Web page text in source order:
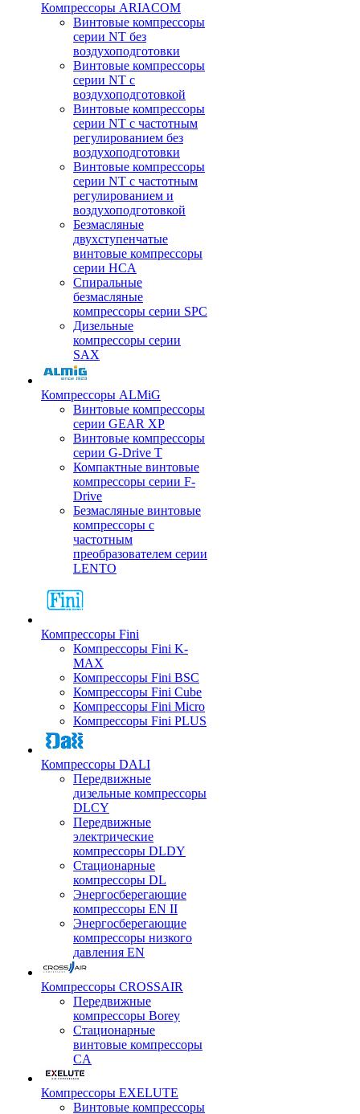
Компрессоры ARIACOM
Винтовые компрессоры
серии NT без
воздухоподготовки
Винтовые компрессоры
серии NT c
воздухоподготовкой
Винтовые компрессоры
серии NT с частотным
регулированием без
воздухоподготовки
Винтовые компрессоры
серии NT с частотным
регулированием и
воздухоподготовкой
Безмасляные
двухступенчатые
винтовые компрессоры
серии HCA
Спиральные
безмасляные
компрессоры серии SPC
Дизельные
компрессоры серии
SAX
Компрессоры ALMiG
Винтовые компрессоры
серии GEAR XP
Винтовые компрессоры
серии G-Drive T
Компактные винтовые
компрессоры серии F-
Drive
Безмасляные винтовые
компрессоры с
частотным
преобразователем серии
LENTO
Компрессоры Fini
Компрессоры Fini K-
MAX
Компрессоры Fini BSC
Компрессоры Fini Cube
Компрессоры Fini Micro
Компрессоры Fini PLUS
Компрессоры DALI
Передвижные
дизельные компрессоры
DLCY
Передвижные
электрические
компрессоры DLDY
Стационарные
компрессоры DL
Энергосберегающие
компрессоры EN II
Энергосберегающие
компрессоры низкого
давления EN
Компрессоры CROSSAIR
Передвижные
компрессоры Borey
Стационарные
винтовые компрессоры
CA
Компрессоры EXELUTE
Винтовые компрессоры